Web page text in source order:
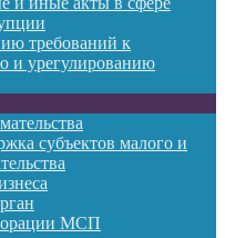
требований к
и урегулированию
субъектов малого и
МСП